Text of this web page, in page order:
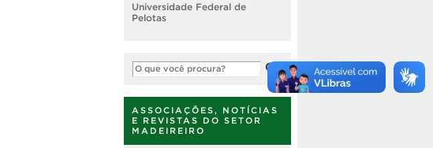
Universidade Federal de
Pelotas
ASSOCIAÇÕES, NOTÍCIAS
E REVISTAS DO SETOR
MADEIREIRO